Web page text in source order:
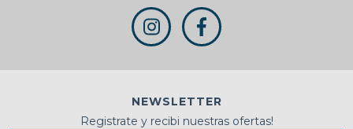
NEWSLETTER
Registrate y recibi nuestras ofertas!